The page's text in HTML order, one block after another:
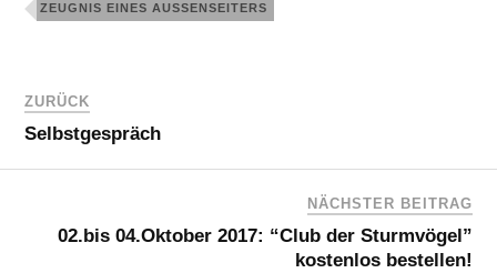
ZEUGNIS EINES AUSSENSEITERS
ZURÜCK
Selbstgespräch
NÄCHSTER BEITRAG
02.bis 04.Oktober 2017: “Club der Sturmvögel”
kostenlos bestellen!